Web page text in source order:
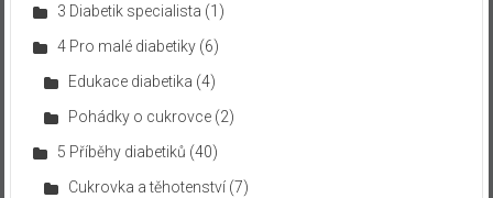
3 Diabetik specialista (1)
4 Pro malé diabetiky(6)
Edukace diabetika (4)
Pohádky o cukrovce(2)
5 Příběhy diabetiků (40)
Cukrovka a těhotenství(7)